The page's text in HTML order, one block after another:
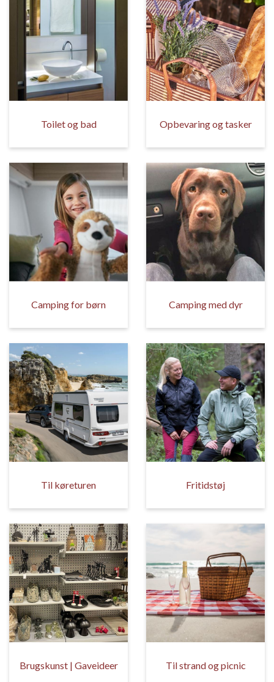
Toilet og bad Opbevaring og tasker
Camping for børn Camping med dyr
Til køreturen Fritidstøj
Brugskunst | Gaveideer Til strand og picnic